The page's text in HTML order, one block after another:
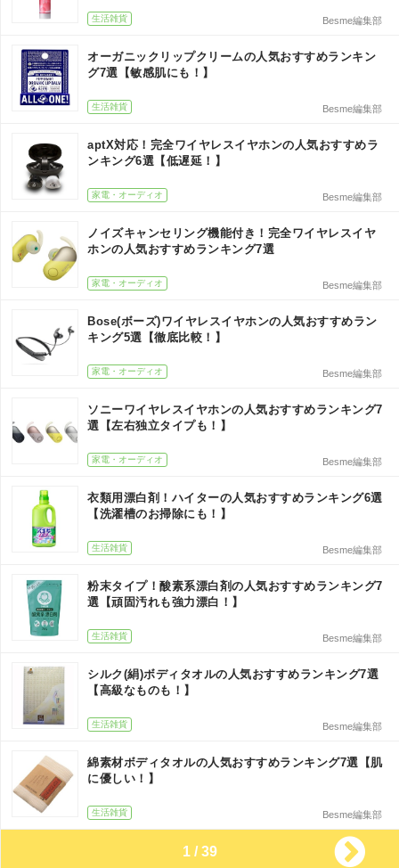
生活雑貨 Besme編集部
オーガニックリップクリームの人気おすすめランキン
グ7選【敏感肌にも！】
生活雑貨 Besme編集部
aptX対応！完全ワイヤレスイヤホンの人気おすすめラ
ンキング6選【低遅延！】
家電・オーディオ Besme編集部
ノイズキャンセリング機能付き！完全ワイヤレスイヤ
ホンの人気おすすめランキング7選
家電・オーディオ Besme編集部
Bose(ボーズ)ワイヤレスイヤホンの人気おすすめラン
キング5選【徹底比較！】
家電・オーディオ Besme編集部
ソニーワイヤレスイヤホンの人気おすすめランキング7
選【左右独立タイプも！】
家電・オーディオ Besme編集部
衣類用漂白剤！ハイターの人気おすすめランキング6選
【洗濯槽のお掃除にも！】
生活雑貨 Besme編集部
粉末タイプ！酸素系漂白剤の人気おすすめランキング7
選【頑固汚れも強力漂白！】
生活雑貨 Besme編集部
シルク(絹)ボディタオルの人気おすすめランキング7選
【高級なものも！】
生活雑貨 Besme編集部
綿素材ボディタオルの人気おすすめランキング7選【肌
に優しい！】
生活雑貨 Besme編集部
1 / 39